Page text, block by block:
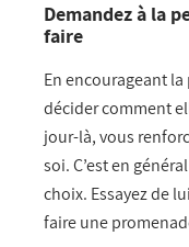
Demandez à la
faire
En encourageant
décider comment
jour-là, vous
soi. C’est en
choix. Essayez de
faire une